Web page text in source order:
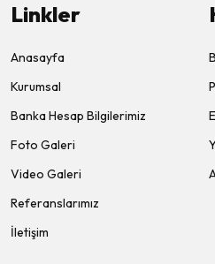
Linkler
Anasayfa
Kurumsal
Banka Hesap Bilgilerimiz
Foto Galeri
Video Galeri
Referanslarımız
İletişim